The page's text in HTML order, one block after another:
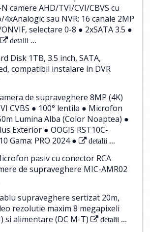
camere AHD/TVI/CVI/CBVS cu
4xAnalogic sau NVR: 16 canale 2MP
selectare 0-8 ● 2xSATA 3.5 ●
detalii ...
Disk 1TB, 3.5 inch, SATA,
compatibil instalare in DVR
de supraveghere 8MP (4K)
CVBS ● 100° lentila ● Microfon
Lumina Alba (Color Noaptea) ●
Exterior ● OOGIS RST10C-
Gama: PRO 2024 ●
detalii ...
pasiv cu conector RCA
de supraveghere MIC-AMR02
supraveghere sertizat 20m,
rezolutie maxim 8 megapixeli
si alimentare (DC M-T)
detalii ...